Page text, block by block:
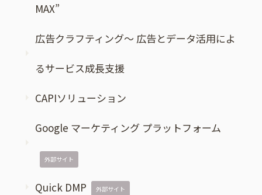
MAX”
広告クラフティング～ 広告とデータ活用によ
るサービス成長支援
CAPIソリューション
Google マーケティング プラットフォーム
外部サイト
Quick DMP 外部サイト